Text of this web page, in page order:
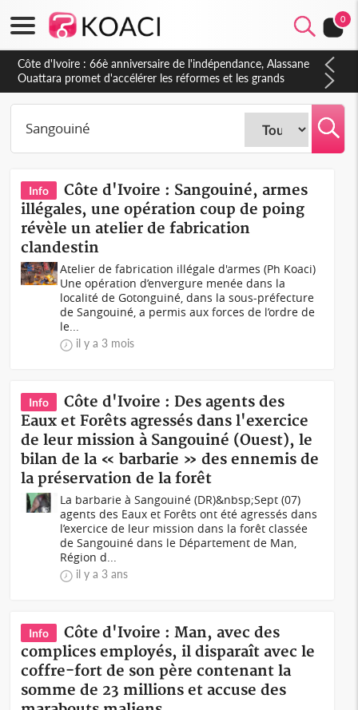
0
Côte d'Ivoire : 66è anniversaire de l'indépendance, Alassane
Ouattara promet d'accélérer les réformes et les grands
investissements pour une nation plus forte et plus prospère
Info
Côte d'Ivoire : Sangouiné, armes
illégales, une opération coup de poing
révèle un atelier de fabrication
clandestin
Atelier de fabrication illégale d'armes (Ph Koaci)
Une opération d’envergure menée dans la
localité de Gotonguiné, dans la sous-préfecture
de Sangouiné, a permis aux forces de l’ordre de
le...
il y a 3 mois
Info
Côte d'Ivoire : Des agents des
Eaux et Forêts agressés dans l'exercice
de leur mission à Sangouiné (Ouest), le
bilan de la « barbarie » des ennemis de
la préservation de la forêt
La barbarie à Sangouiné (DR)&nbsp;Sept (07)
agents des Eaux et Forêts ont été agressés dans
l’exercice de leur mission dans la forêt classée
de Sangouiné dans le Département de Man,
Région d...
il y a 3 ans
Info
Côte d'Ivoire : Man, avec des
complices employés, il disparaît avec le
coffre-fort de son père contenant la
somme de 23 millions et accuse des